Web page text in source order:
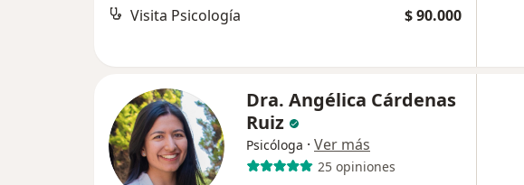
Visita Psicología $ 90.000
Dra. Angélica Cárdenas
Ruiz
Psicóloga · Ver más
25 opiniones